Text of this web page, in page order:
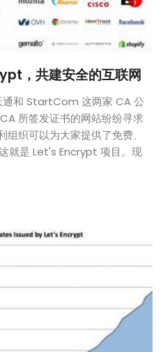
，共建安全的互联网
通和 StartCom 这两家 CA 公
所签发证书的网站纷纷寻求
织可以为大家提供了免费、
就是 Let's Encrypt 项目。现